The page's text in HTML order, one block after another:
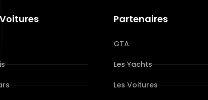
Partenaires
GTA
Les Yachts
Les Voitures